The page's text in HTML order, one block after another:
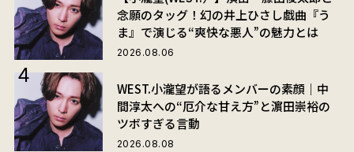
念願のタッグ！幻の井上ひさし戯曲『う
ま』で演じる“爽快な悪人”の魅力とは
2026.08.06
WEST.小瀧望が語るメンバーの素顔｜中
間淳太への“厄介な甘え方”と濵田崇裕の
ツボすぎる言動
2026.08.08